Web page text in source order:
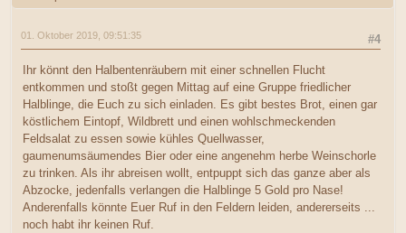
#4
01. Oktober 2019, 09:51:35
Ihr könnt den Halbentenräubern mit einer schnellen Flucht
entkommen und stoßt gegen Mittag auf eine Gruppe friedlicher
Halblinge, die Euch zu sich einladen. Es gibt bestes Brot, einen gar
köstlichem Eintopf, Wildbrett und einen wohlschmeckenden
Feldsalat zu essen sowie kühles Quellwasser,
gaumenumsäumendes Bier oder eine angenehm herbe Weinschorle
zu trinken. Als ihr abreisen wollt, entpuppt sich das ganze aber als
Abzocke, jedenfalls verlangen die Halblinge 5 Gold pro Nase!
Anderenfalls könnte Euer Ruf in den Feldern leiden, andererseits ...
noch habt ihr keinen Ruf.